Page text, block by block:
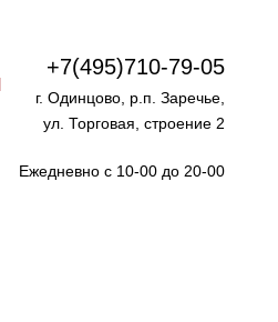
+7(495)710-79-05
г. Одинцово, р.п. Заречье,
ул. Торговая, строение 2
Ежедневно с 10-00 до 20-00